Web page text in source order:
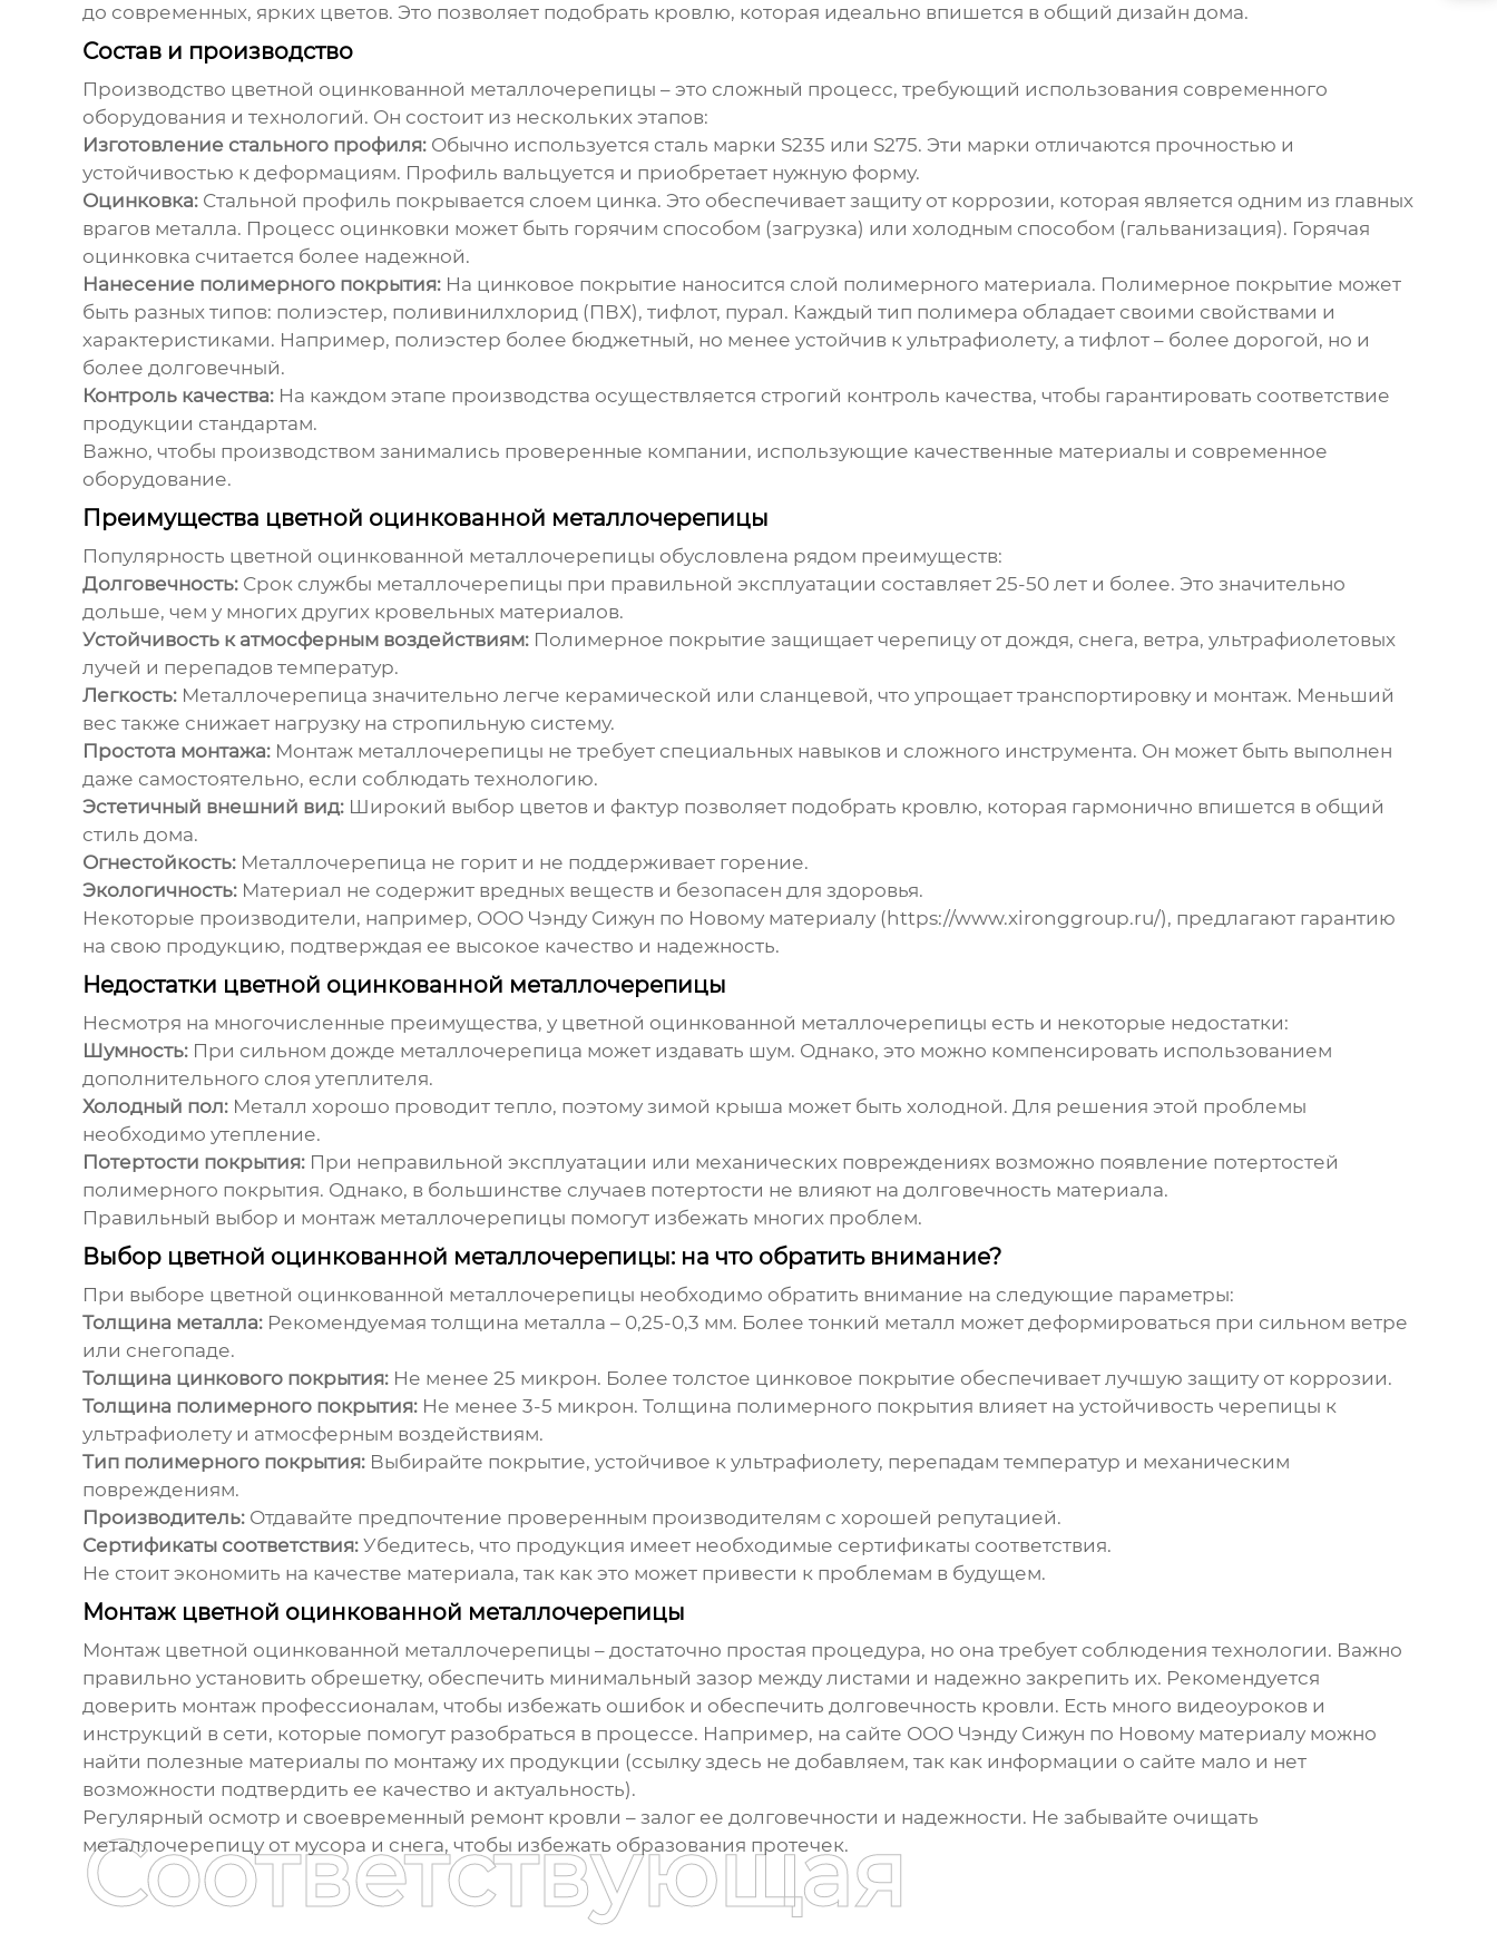
до современных, ярких цветов. Это позволяет подобрать кровлю, которая идеально впишется в общий дизайн дома.
Состав и производство
Производство цветной оцинкованной металлочерепицы – это сложный процесс, требующий использования современного
оборудования и технологий. Он состоит из нескольких этапов:
Изготовление стального профиля:Обычно используется сталь марки S235 или S275. Эти марки отличаются прочностью и
устойчивостью к деформациям. Профиль вальцуется и приобретает нужную форму.
Оцинковка:Стальной профиль покрывается слоем цинка. Это обеспечивает защиту от коррозии, которая является одним из главных
врагов металла. Процесс оцинковки может быть горячим способом (загрузка) или холодным способом (гальванизация). Горячая
оцинковка считается более надежной.
Нанесение полимерного покрытия:На цинковое покрытие наносится слой полимерного материала. Полимерное покрытие может
быть разных типов: полиэстер, поливинилхлорид (ПВХ), тифлот, пурал. Каждый тип полимера обладает своими свойствами и
характеристиками. Например, полиэстер более бюджетный, но менее устойчив к ультрафиолету, а тифлот – более дорогой, но и
более долговечный.
Контроль качества:На каждом этапе производства осуществляется строгий контроль качества, чтобы гарантировать соответствие
продукции стандартам.
Важно, чтобы производством занимались проверенные компании, использующие качественные материалы и современное
оборудование.
Преимущества цветной оцинкованной металлочерепицы
Популярность цветной оцинкованной металлочерепицы обусловлена рядом преимуществ:
Долговечность:Срок службы металлочерепицы при правильной эксплуатации составляет 25-50 лет и более. Это значительно
дольше, чем у многих других кровельных материалов.
Устойчивость к атмосферным воздействиям:Полимерное покрытие защищает черепицу от дождя, снега, ветра, ультрафиолетовых
лучей и перепадов температур.
Легкость:Металлочерепица значительно легче керамической или сланцевой, что упрощает транспортировку и монтаж. Меньший
вес также снижает нагрузку на стропильную систему.
Простота монтажа:Монтаж металлочерепицы не требует специальных навыков и сложного инструмента. Он может быть выполнен
даже самостоятельно, если соблюдать технологию.
Эстетичный внешний вид:Широкий выбор цветов и фактур позволяет подобрать кровлю, которая гармонично впишется в общий
стиль дома.
Огнестойкость:Металлочерепица не горит и не поддерживает горение.
Экологичность:Материал не содержит вредных веществ и безопасен для здоровья.
Некоторые производители, например, ООО Чэнду Сижун по Новому материалу ( https://www.xironggroup.ru/), предлагают гарантию
на свою продукцию, подтверждая ее высокое качество и надежность.
Недостатки цветной оцинкованной металлочерепицы
Несмотря на многочисленные преимущества, у цветной оцинкованной металлочерепицы есть и некоторые недостатки:
Шумность:При сильном дожде металлочерепица может издавать шум. Однако, это можно компенсировать использованием
дополнительного слоя утеплителя.
Холодный пол:Металл хорошо проводит тепло, поэтому зимой крыша может быть холодной. Для решения этой проблемы
необходимо утепление.
Потертости покрытия:При неправильной эксплуатации или механических повреждениях возможно появление потертостей
полимерного покрытия. Однако, в большинстве случаев потертости не влияют на долговечность материала.
Правильный выбор и монтаж металлочерепицы помогут избежать многих проблем.
Выбор цветной оцинкованной металлочерепицы: на что обратить внимание?
При выборе цветной оцинкованной металлочерепицы необходимо обратить внимание на следующие параметры:
Толщина металла:Рекомендуемая толщина металла – 0,25-0,3 мм. Более тонкий металл может деформироваться при сильном ветре
или снегопаде.
Толщина цинкового покрытия:Не менее 25 микрон. Более толстое цинковое покрытие обеспечивает лучшую защиту от коррозии.
Толщина полимерного покрытия:Не менее 3-5 микрон. Толщина полимерного покрытия влияет на устойчивость черепицы к
ультрафиолету и атмосферным воздействиям.
Тип полимерного покрытия:Выбирайте покрытие, устойчивое к ультрафиолету, перепадам температур и механическим
повреждениям.
Производитель:Отдавайте предпочтение проверенным производителям с хорошей репутацией.
Сертификаты соответствия:Убедитесь, что продукция имеет необходимые сертификаты соответствия.
Не стоит экономить на качестве материала, так как это может привести к проблемам в будущем.
Монтаж цветной оцинкованной металлочерепицы
Монтаж цветной оцинкованной металлочерепицы – достаточно простая процедура, но она требует соблюдения технологии. Важно
правильно установить обрешетку, обеспечить минимальный зазор между листами и надежно закрепить их. Рекомендуется
доверить монтаж профессионалам, чтобы избежать ошибок и обеспечить долговечность кровли. Есть много видеоуроков и
инструкций в сети, которые помогут разобраться в процессе. Например, на сайте ООО Чэнду Сижун по Новому материалу можно
найти полезные материалы по монтажу их продукции (ссылку здесь не добавляем, так как информации о сайте мало и нет
возможности подтвердить ее качество и актуальность).
Регулярный осмотр и своевременный ремонт кровли – залог ее долговечности и надежности. Не забывайте очищать
металлочерепицу от мусора и снега, чтобы избежать образования протечек.
Соответствующая